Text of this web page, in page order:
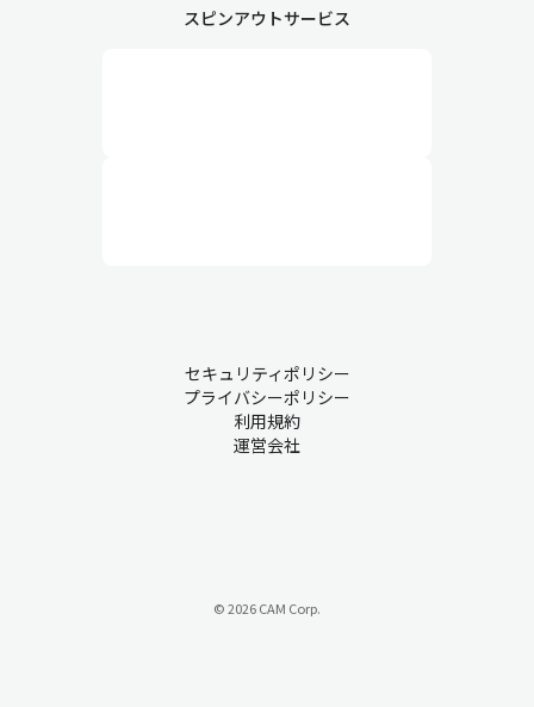
スピンアウトサービス
セキュリティポリシー
プライバシーポリシー
利用規約
運営会社
© 2026 CAM Corp.